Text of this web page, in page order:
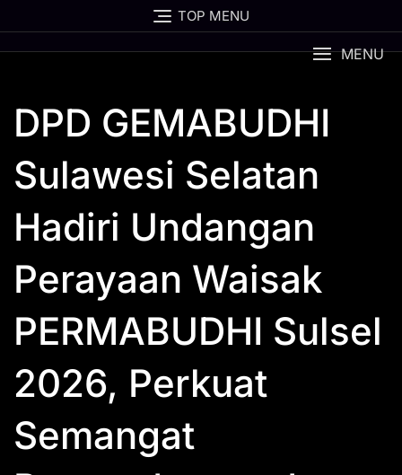
to
content
TOP MENU
MENU
DPD GEMABUDHI
Sulawesi Selatan
Hadiri Undangan
Perayaan Waisak
PERMABUDHI Sulsel
2026, Perkuat
Semangat